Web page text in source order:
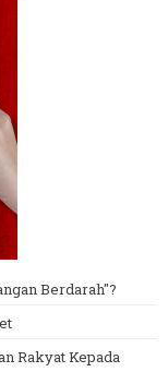
Berdarah"?
Rakyat Kepada